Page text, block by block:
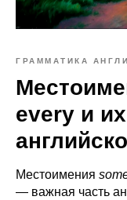
ГРАММАТИКА
every и
Местоимения
— важная часть